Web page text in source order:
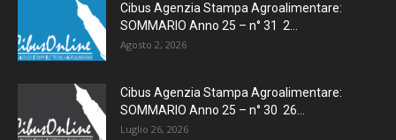
Cibus Agenzia Stampa Agroalimentare:
SOMMARIO Anno 25 – n° 31 2...
Agosto 2, 2026
Cibus Agenzia Stampa Agroalimentare:
SOMMARIO Anno 25 – n° 30 26...
Luglio 26, 2026